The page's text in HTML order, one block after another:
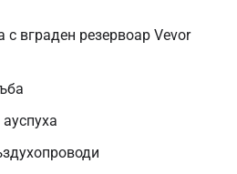
с вграден резервоар Vevor